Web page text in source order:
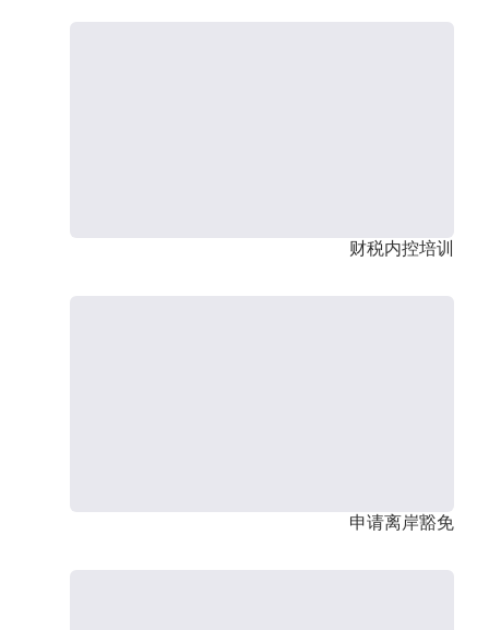
财税内控培训
申请离岸豁免